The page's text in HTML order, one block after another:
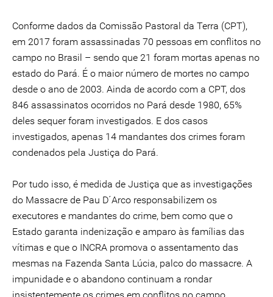
Conforme dados da Comissão Pastoral da Terra (CPT),
em 2017 foram assassinadas 70 pessoas em conflitos no
campo no Brasil – sendo que 21 foram mortas apenas no
estado do Pará. É o maior número de mortes no campo
desde o ano de 2003. Ainda de acordo com a CPT, dos
846 assassinatos ocorridos no Pará desde 1980, 65%
deles sequer foram investigados. E dos casos
investigados, apenas 14 mandantes dos crimes foram
condenados pela Justiça do Pará.
Por tudo isso, é medida de Justiça que as investigações
do Massacre de Pau D´Arco responsabilizem os
executores e mandantes do crime, bem como que o
Estado garanta indenização e amparo às famílias das
vítimas e que o INCRA promova o assentamento das
mesmas na Fazenda Santa Lúcia, palco do massacre. A
impunidade e o abandono continuam a rondar